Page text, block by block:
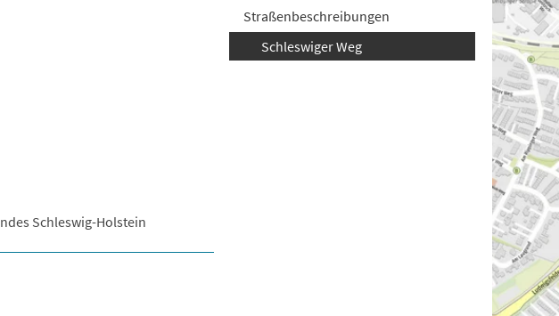
Schleswig-Holstein
Straßenbeschreibungen
Schleswiger Weg